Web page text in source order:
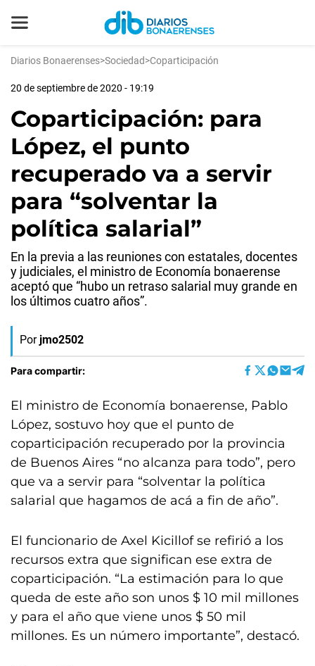
Diarios Bonaerenses>Sociedad>Coparticipación
20 de septiembre de 2020 - 19:19
Coparticipación: para
López, el punto
recuperado va a servir
para “solventar la
política salarial”
En la previa a las reuniones con estatales, docentes
y judiciales, el ministro de Economía bonaerense
aceptó que “hubo un retraso salarial muy grande en
los últimos cuatro años”.
Por jmo2502
Para compartir:
El ministro de Economía bonaerense, Pablo
López, sostuvo hoy que el punto de
coparticipación recuperado por la provincia
de Buenos Aires “no alcanza para todo”, pero
que va a servir para “solventar la política
salarial que hagamos de acá a fin de año”.
El funcionario de Axel Kicillof se refirió a los
recursos extra que significan ese extra de
coparticipación. “La estimación para lo que
queda de este año son unos $ 10 mil millones
y para el año que viene unos $ 50 mil
millones. Es un número importante”, destacó.